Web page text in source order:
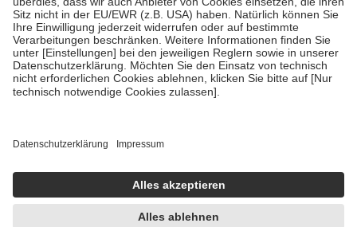
stärken und die besondere Stellung der Familie zu unterstützen,
fallenkeine Zuzahlungenan bei:
• Kindern und Jugendlichen bis zum vollendeten 18. Lebensjahr
mit Ausnahme der Fahrkosten
• Untersuchungen zur Vorsorge und Früherkennung, die von der
GKV getragen werden
Einholung von Bewertungen. Trusted Shops hat Maßnahmen
getroffen, um sicherzustellen, dass es sich um echte Bewertungen
handelt. Mehr Informationen findest du hier:
https://help.etrusted.com/hc/de/articles/4419944605341